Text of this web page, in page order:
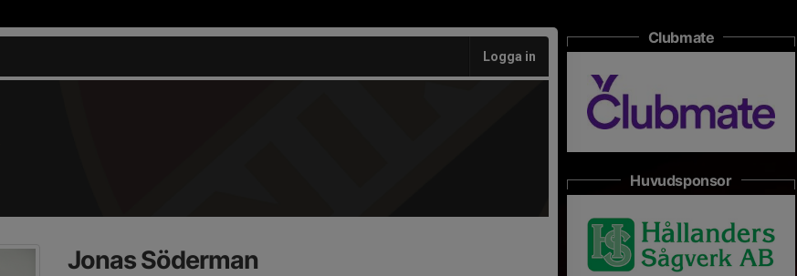
Logga in
Jonas Söderman
Clubmate
Huvudsponsor